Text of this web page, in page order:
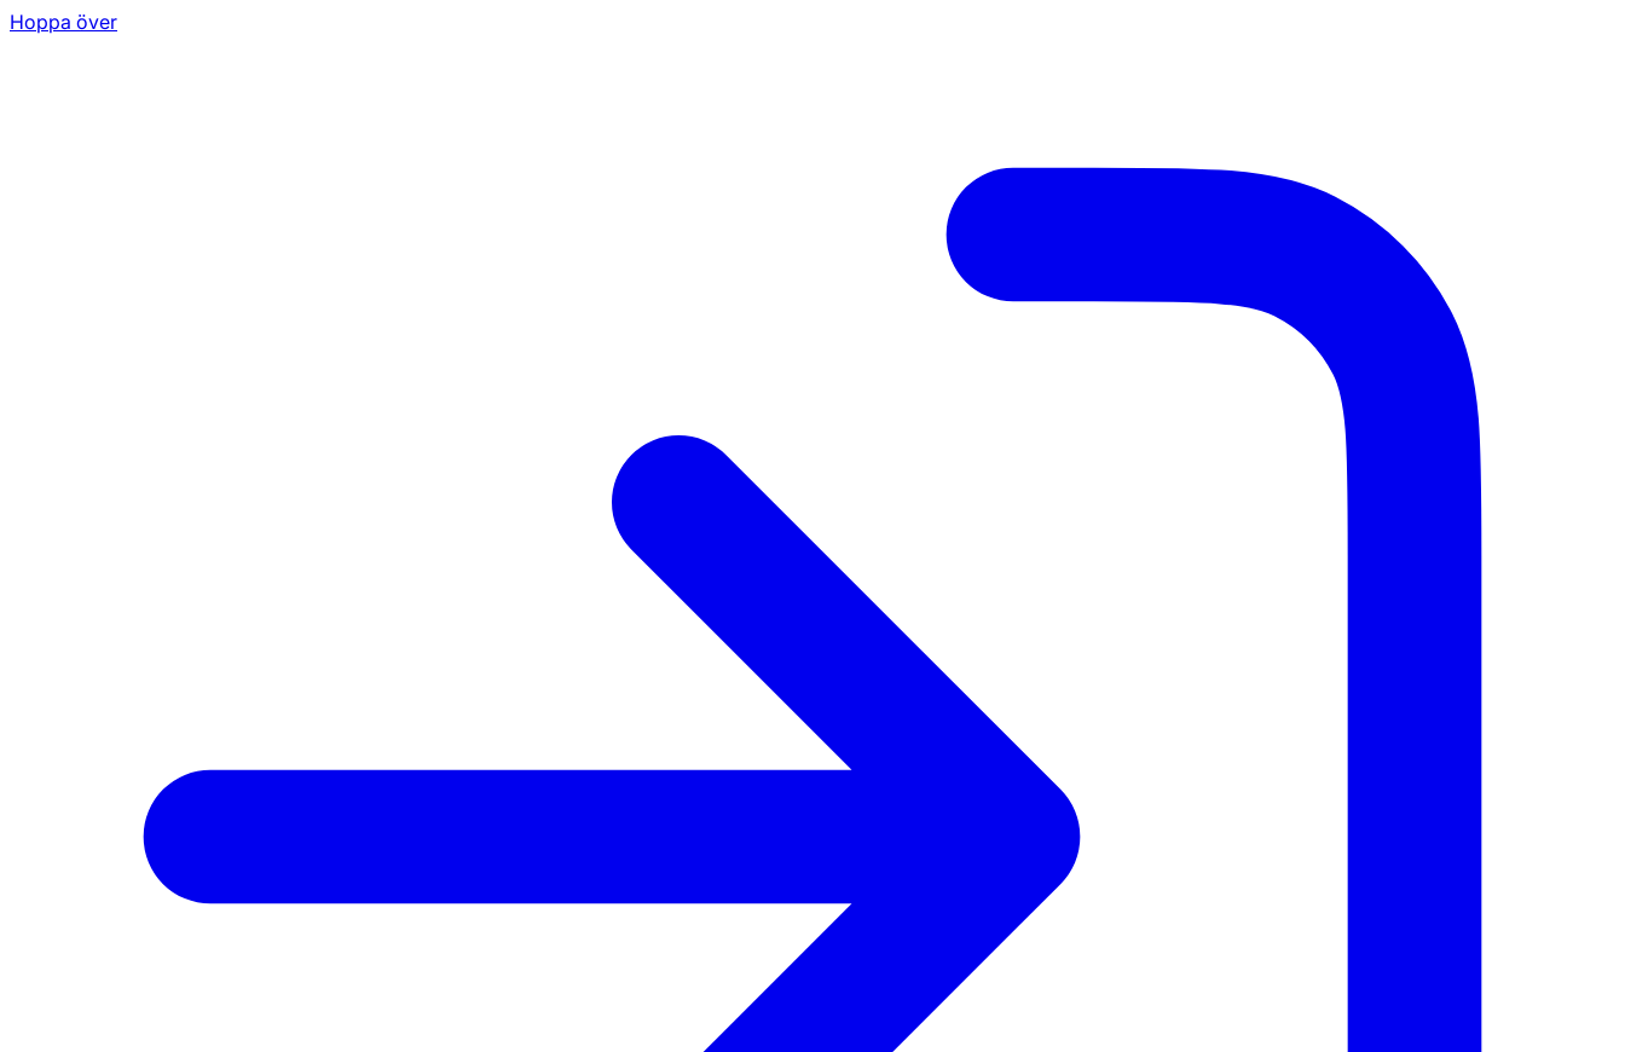
Hoppa över